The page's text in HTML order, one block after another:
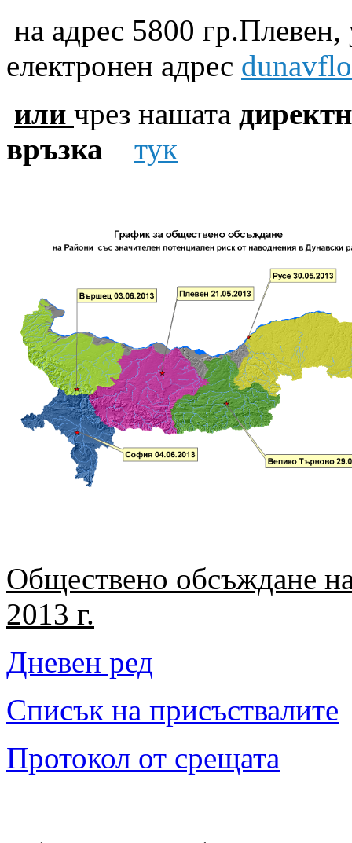
на адрес 5800
електронен адрес
или чрез нашата
връзка
тук
Обществено обсъждане
2013 г.
Дневен ред
Списък на присъствалите
Протокол от срещата